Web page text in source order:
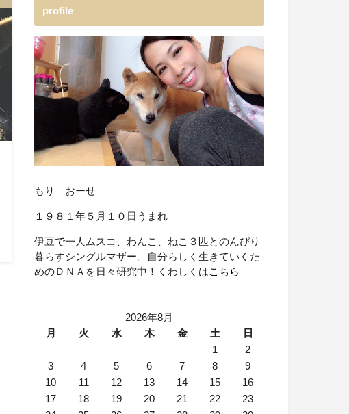
profile
もり おーせ
１９８１年５月１０日うまれ
伊豆で一人ムスコ、わんこ、ねこ３匹とのんびり
暮らすシングルマザー。自分らしく生きていくた
めのＤＮＡを日々研究中！くわしくはこちら
2026年8月
月
火 水 木 金 土
日
1
2
3
4 5 6 7 8
9
10
11 12 13 14 15
16
17
18 19 20 21 22
23